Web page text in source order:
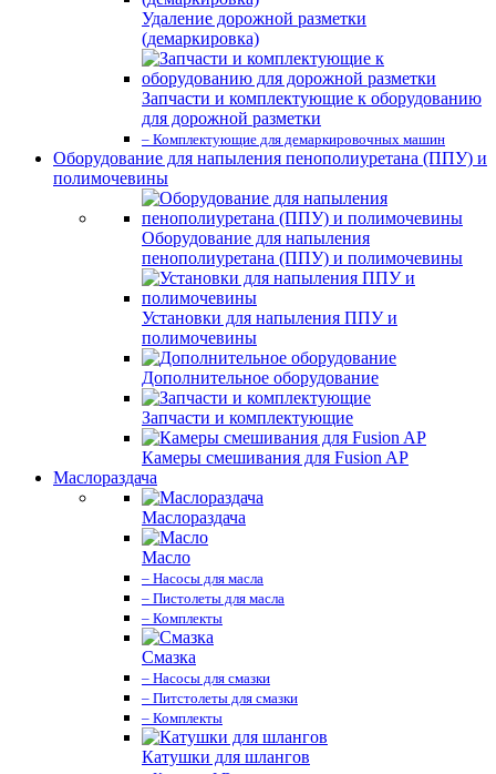
Удаление дорожной разметки
(демаркировка)
Запчасти и комплектующие к оборудованию
для дорожной разметки
– Комплектующие для демаркировочных машин
Оборудование для напыления пенополиуретана (ППУ) и
полимочевины
Оборудование для напыления
пенополиуретана (ППУ) и полимочевины
Установки для напыления ППУ и
полимочевины
Дополнительное оборудование
Запчасти и комплектующие
Камеры смешивания для Fusion AP
Маслораздача
Маслораздача
Масло
– Насосы для масла
– Пистолеты для масла
– Комплекты
Смазка
– Насосы для смазки
– Питстолеты для смазки
– Комплекты
Катушки для шлангов